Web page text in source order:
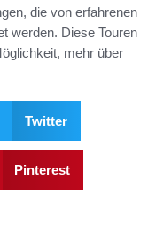
die von erfahrenen
werden. Diese Touren
mehr über
Twitter
Pinterest